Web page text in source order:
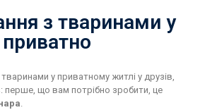
з тваринами у
приватно
у приватному житлі у друзів,
перше, що вам потрібно зробити, це
.